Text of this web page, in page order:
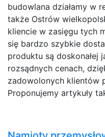
budowlana działamy w
także Ostrów
kliencie w zasięgu tych
się bardzo szybkie
produktu są doskonałej
rozsądnych cenach,
zadowolonych klientów
Proponujemy artykuły